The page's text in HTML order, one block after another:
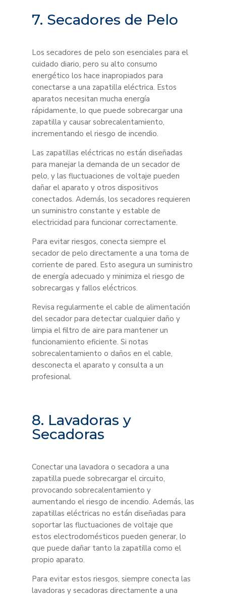
7. Secadores de Pelo
Los secadores de pelo son esenciales para el
cuidado diario, pero su alto consumo
energético los hace inapropiados para
conectarse a una zapatilla eléctrica. Estos
aparatos necesitan mucha energía
rápidamente, lo que puede sobrecargar una
zapatilla y causar sobrecalentamiento,
incrementando el riesgo de incendio.
Las zapatillas eléctricas no están diseñadas
para manejar la demanda de un secador de
pelo, y las fluctuaciones de voltaje pueden
dañar el aparato y otros dispositivos
conectados. Además, los secadores requieren
un suministro constante y estable de
electricidad para funcionar correctamente.
Para evitar riesgos, conecta siempre el
secador de pelo directamente a una toma de
corriente de pared. Esto asegura un suministro
de energía adecuado y minimiza el riesgo de
sobrecargas y fallos eléctricos.
Revisa regularmente el cable de alimentación
del secador para detectar cualquier daño y
limpia el filtro de aire para mantener un
funcionamiento eficiente. Si notas
sobrecalentamiento o daños en el cable,
desconecta el aparato y consulta a un
profesional.
8. Lavadoras y
Secadoras
Conectar una lavadora o secadora a una
zapatilla puede sobrecargar el circuito,
provocando sobrecalentamiento y
aumentando el riesgo de incendio. Además, las
zapatillas eléctricas no están diseñadas para
soportar las fluctuaciones de voltaje que
estos electrodomésticos pueden generar, lo
que puede dañar tanto la zapatilla como el
propio aparato.
Para evitar estos riesgos, siempre conecta las
lavadoras y secadoras directamente a una